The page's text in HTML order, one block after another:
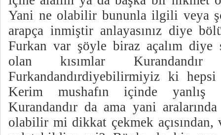
Yani ne olabilir bununla ilgili veya
arapça inmiştir anlayasınız diye
Furkan var şöyle biraz açalım diye
olan kısımlar
Furkandandırdiyebilirmiyiz ki
Kerim mushafın içinde yanlış
Kurandandır da ama yani
olabilir mi dikkat çekmek açısından,